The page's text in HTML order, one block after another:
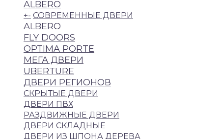
ALBERO
+- СОВРЕМЕННЫЕ ДВЕРИ
ALBERO
FLY DOORS
OPTIMA PORTE
МЕГА ДВЕРИ
UBERTURE
ДВЕРИ РЕГИОНОВ
СКРЫТЫЕ ДВЕРИ
ДВЕРИ ПВХ
РАЗДВИЖНЫЕ ДВЕРИ
ДВЕРИ СКЛАДНЫЕ
ДВЕРИ ИЗ ШПОНА ДЕРЕВА